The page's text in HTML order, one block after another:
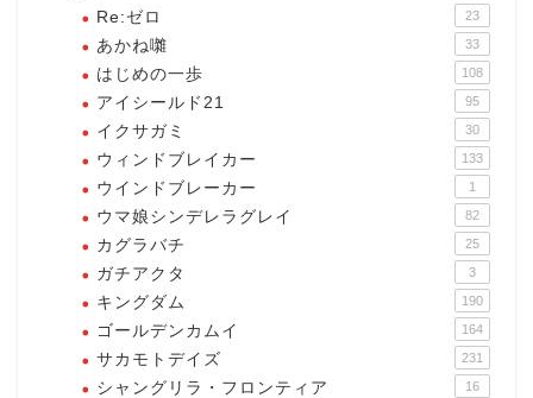
Re:ゼロ 23
あかね囃 33
はじめの一歩 108
アイシールド21 95
イクサガミ 30
ウィンドブレイカー 133
ウインドブレーカー 1
ウマ娘シンデレラグレイ 82
カグラバチ 25
ガチアクタ 3
キングダム 190
ゴールデンカムイ 164
サカモトデイズ 231
シャングリラ・フロンティア 16